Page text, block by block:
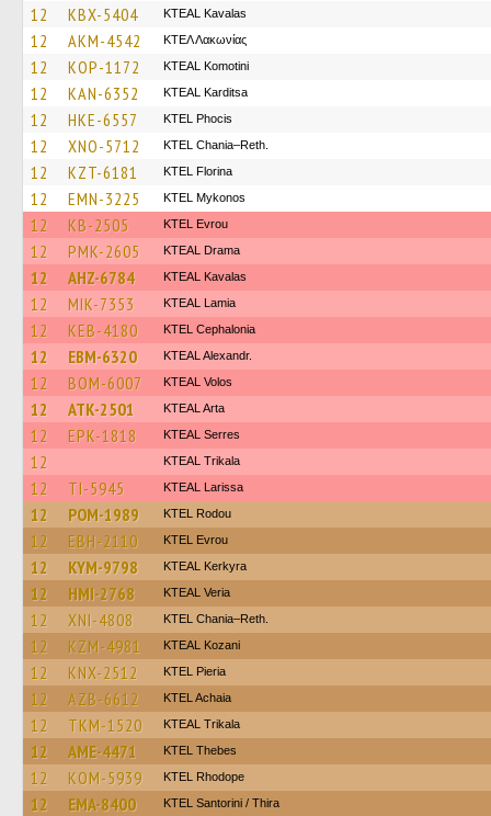
12 KBX-5404 KTEAL Kavalas
12 AKM-4542 ΚΤΕΛ Λακωνίας
12 KOP-1172 KTEAL Komotini
12 KAN-6352 KTEAL Karditsa
12 HKE-6557 ΚΤΕL Phocis
12 XNO-5712 KTEL Chania–Reth.
12 KZT-6181 KTEL Florina
12 EMN-3225 KTEL Mykonos
12 KB-2505 KTEL Evrou
12 PMK-2605 KTEAL Drama
12 AHZ-6784 KTEAL Kavalas
12 MIK-7353 KTEAL Lamia
12 KEB-4180 KTEL Cephalonia
12 EBM-6320 KTEAL Alexandr.
12 BOM-6007 KTEAL Volos
12 ATK-2501 KTEAL Arta
12 EPK-1818 KTEAL Serres
12 KTEAL Trikala
12 TI-5945 KTEAL Larissa
12 POM-1989 ΚΤΕL Rodou
12 EBH-2110 KTEL Evrou
12 KYM-9798 KTEAL Kerkyra
12 HMI-2768 KTEAL Veria
12 XNI-4808 KTEL Chania–Reth.
12 KZM-4981 KTEAL Kozani
12 KNX-2512 KTEL Pieria
12 AZB-6612 KTEL Achaia
12 TKM-1520 KTEAL Trikala
12 AME-4471 KTEL Thebes
12 KOM-5939 KTEL Rhodope
12 EMA-8400 KTEL Santorini / Thira